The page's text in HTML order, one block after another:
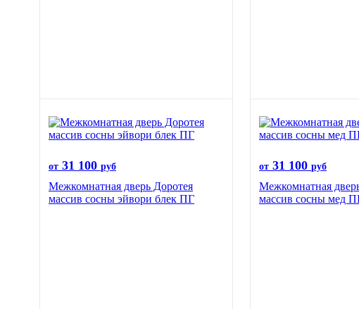
от 31 100 руб
Межкомнатная дверь Доротея
массив сосны эйвори блек ПГ
от 31 100 руб
Межкомнатная
массив сосны мед